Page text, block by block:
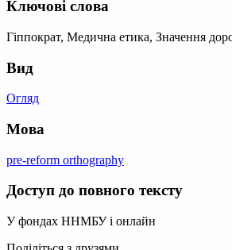
Ключові слова
Гіппократ, Медична етика, Значення
Вид
Огляд
Мова
pre-reform orthography
Доступ до повного тексту
У фондах ННМБУ і онлайн